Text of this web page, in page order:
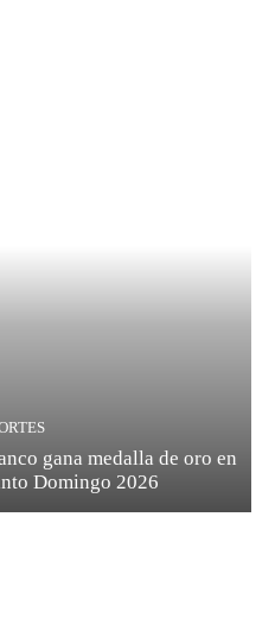
gana medalla de oro en
Domingo 2026